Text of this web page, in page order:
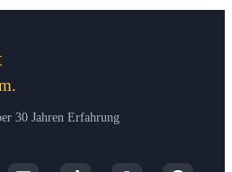
30 Jahren Erfahrung